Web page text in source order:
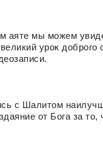
аяте мы можем
урок
с Шалитом
от Бога за то,